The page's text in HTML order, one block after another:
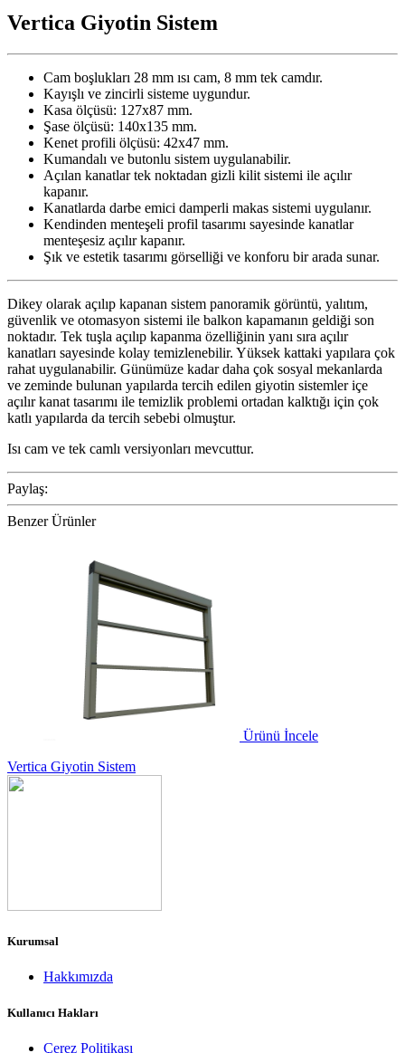
Vertica Giyotin Sistem
Cam boşlukları 28 mm ısı cam, 8 mm tek camdır.
Kayışlı ve zincirli sisteme uygundur.
Kasa ölçüsü: 127x87 mm.
Şase ölçüsü: 140x135 mm.
Kenet profili ölçüsü: 42x47 mm.
Kumandalı ve butonlu sistem uygulanabilir.
Açılan kanatlar tek noktadan gizli kilit sistemi ile açılır
kapanır.
Kanatlarda darbe emici damperli makas sistemi uygulanır.
Kendinden menteşeli profil tasarımı sayesinde kanatlar
menteşesiz açılır kapanır.
Şık ve estetik tasarımı görselliği ve konforu bir arada sunar.
Dikey olarak açılıp kapanan sistem panoramik görüntü, yalıtım,
güvenlik ve otomasyon sistemi ile balkon kapamanın geldiği son
noktadır. Tek tuşla açılıp kapanma özelliğinin yanı sıra açılır
kanatları sayesinde kolay temizlenebilir. Yüksek kattaki yapılara çok
rahat uygulanabilir. Günümüze kadar daha çok sosyal mekanlarda
ve zeminde bulunan yapılarda tercih edilen giyotin sistemler içe
açılır kanat tasarımı ile temizlik problemi ortadan kalktığı için çok
katlı yapılarda da tercih sebebi olmuştur.
Isı cam ve tek camlı versiyonları mevcuttur.
Paylaş:
Benzer Ürünler
Ürünü İncele
Vertica Giyotin Sistem
Kurumsal
Hakkımızda
Kullanıcı Hakları
Çerez Politikası